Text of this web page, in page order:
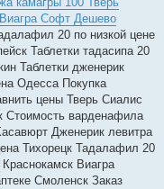
Софт Дешево
20 по низкой цене
Таблетки тадасипа 20
Таблетки дженерик
Одесса Покупка
цены Тверь Сиалис
Стоимость варденафила
Дженерик левитра
Тихорецк Тадалафил 20
Виагра
Смоленск Заказ